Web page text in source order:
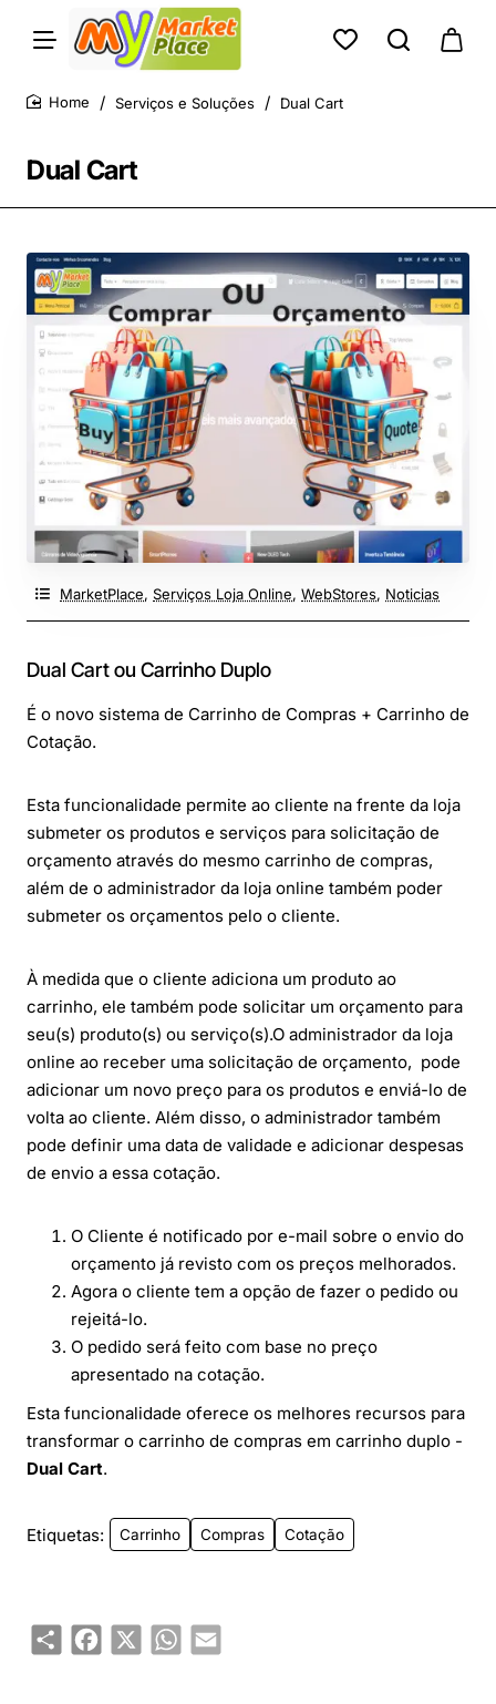
Dual Cart
Serviços e Soluções Dual Cart
MarketPlace, Serviços Loja Online, WebStores, Noticias
Dual Cart ou Carrinho Duplo
É o novo sistema de Carrinho de Compras + Carrinho de
Cotação.
Esta funcionalidade permite ao cliente na frente da loja
submeter os produtos e serviços para solicitação de
orçamento através do mesmo carrinho de compras,
além de o administrador da loja online também poder
submeter os orçamentos pelo o cliente.
À medida que o cliente adiciona um produto ao
carrinho, ele também pode solicitar um orçamento para
seu(s) produto(s) ou serviço(s).O administrador da loja
online ao receber uma solicitação de orçamento, pode
adicionar um novo preço para os produtos e enviá-lo de
volta ao cliente. Além disso, o administrador também
pode definir uma data de validade e adicionar despesas
de envio a essa cotação.
O Cliente é notificado por e-mail sobre o envio do
orçamento já revisto com os preços melhorados.
Agora o cliente tem a opção de fazer o pedido ou
rejeitá-lo.
O pedido será feito com base no preço
apresentado na cotação.
Esta funcionalidade oferece os melhores recursos para
transformar o carrinho de compras em carrinho duplo -
Dual Cart.
Etiquetas: Carrinho Compras Cotação
ShareFacebook
X WhatsApp
Email